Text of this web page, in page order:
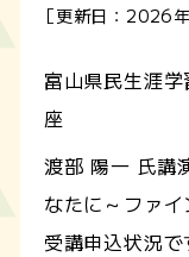
［更新日：2026
富山県民生涯
座
渡部 陽一 氏講
なたに～ファ
受講申込状況で